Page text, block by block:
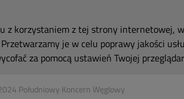
z korzystaniem z tej strony internetowej,
Przetwarzamy je w celu poprawy jakości
za pomocą ustawień Twojej
Południowy Koncern Węglowy